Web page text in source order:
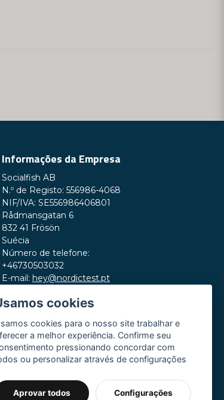
Informações da Empresa
Socialfish AB
N.º de Registo: 556986-4068
NIF/IVA: SE556986406801
Rådmansgatan 6
832 41 Frösön
Suécia
Número de telefone:
+46730503032
E-mail: hey@nordictest.pt
Horário de funcionamento:
cookies
cookies para o nosso site trabalhar e
a melhor experiência. Confirme seu
pressionando concordar com
ou personalizar através de configurações
Aprovar todos Configurações